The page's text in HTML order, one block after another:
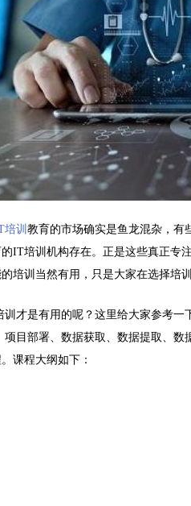
培训 教育的市场确实是鱼龙混杂，有
IT培训机构存在。正是这些真正
培训当然有用，只是大家在选择培
训才是有用的呢？这里给大家参考一
目部署、数据获取、数据提取、
课程大纲如下：